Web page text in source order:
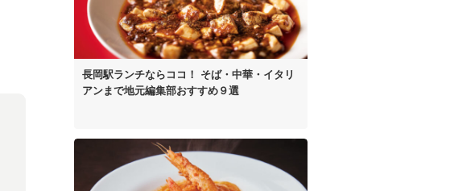
長岡駅ランチならココ！ そば・中華・イタリ
アンまで地元編集部おすすめ９選